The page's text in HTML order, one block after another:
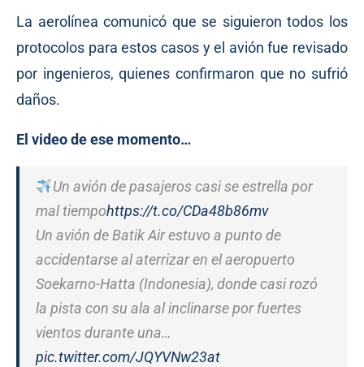
La aerolínea comunicó que se siguieron todos los
protocolos para estos casos y el avión fue revisado
por ingenieros, quienes confirmaron que no sufrió
daños.
El video de ese momento…
Un avión de pasajeros casi se estrella por
mal tiempohttps://t.co/CDa48b86mv
Un avión de Batik Air estuvo a punto de
accidentarse al aterrizar en el aeropuerto
Soekarno-Hatta (Indonesia), donde casi rozó
la pista con su ala al inclinarse por fuertes
vientos durante una…
pic.twitter.com/JQYVNw23at